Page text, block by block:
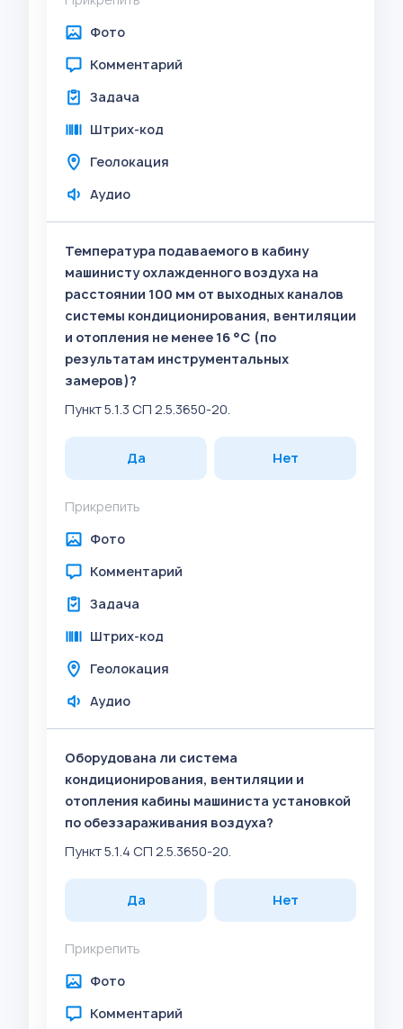
Фото
Комментарий
Задача
Штрих-код
Геолокация
Аудио
Температура подаваемого в кабину
машинисту охлажденного воздуха на
расстоянии 100 мм от выходных каналов
системы кондиционирования, вентиляции
и отопления не менее 16 °C (по
результатам инструментальных
замеров)?
Пункт 5.1.3 СП 2.5.3650-20.
Да Нет
Прикрепить
Фото
Комментарий
Задача
Штрих-код
Геолокация
Аудио
Оборудована ли система
кондиционирования, вентиляции и
отопления кабины машиниста установкой
по обеззараживания воздуха?
Пункт 5.1.4 СП 2.5.3650-20.
Да Нет
Прикрепить
Фото
Комментарий